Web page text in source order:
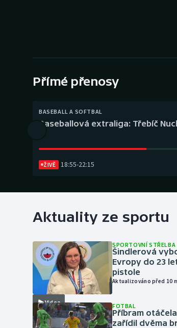
Přímé přenosy
BASEBALL A SOFTBAL
Baseballová extraliga: Třebíč
ŽIVĚ 18:55-22:15
Aktuality ze sportu
Video
SPORTOVNÍ STŘELBA
Šindlerová
Evropy do 23
pistole
Aktualizováno před 10
FOTBAL
Příbram
zařídil dvěma